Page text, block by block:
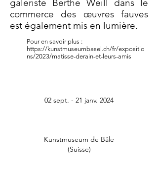
galeriste Berthe Weill dans le
commerce des œuvres fauves
est également mis en lumière.
Pour en savoir plus :
https://kunstmuseumbasel.ch/fr/expositio
ns/2023/matisse-derain-et-leurs-amis
02 sept. - 21 janv. 2024
Kunstmuseum de Bâle
(Suisse)